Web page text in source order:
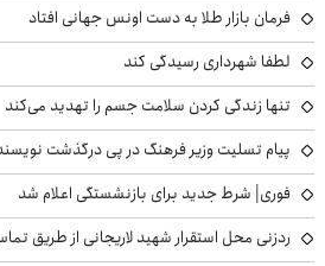
فرمان بازار طلا به دست اونس جهانی افتاد
لطفا شهرداری رسیدگی کند
تنها زندگی کردن سلامت جسم را تهدید می‌کند
پیام تسلیت وزیر فرهنگ در پی درگذشت
فوری| شرط جدید برای بازنشستگی اعلام شد
ردزنی محل استقرار شهید لاریجانی از طریق